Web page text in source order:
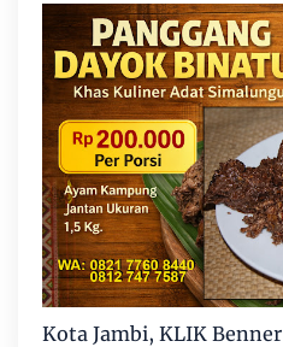
Kota Jambi, KLIK Benner